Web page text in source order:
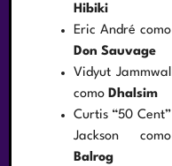
Hibiki
Eric André como
Don Sauvage
Vidyut Jammwal
como Dhalsim
Curtis “50 Cent”
Jackson como
Balrog